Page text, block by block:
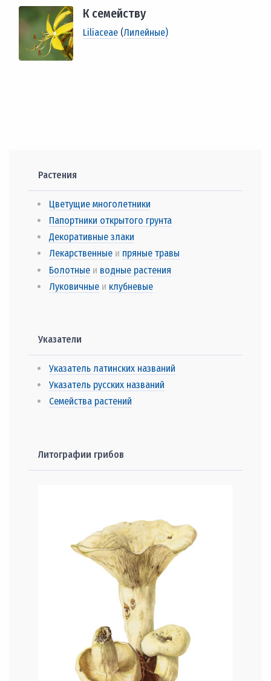
К семейству
Liliaceae (Лилейные)
Растения
Цветущие многолетники
Папортники открытого грунта
Декоративные злаки
Лекарственныеи пряные травы
Болотныеи водные растения
Луковичныеи клубневые
Указатели
Указатель латинских названий
Указатель русских названий
Семейства растений
Литографии грибов